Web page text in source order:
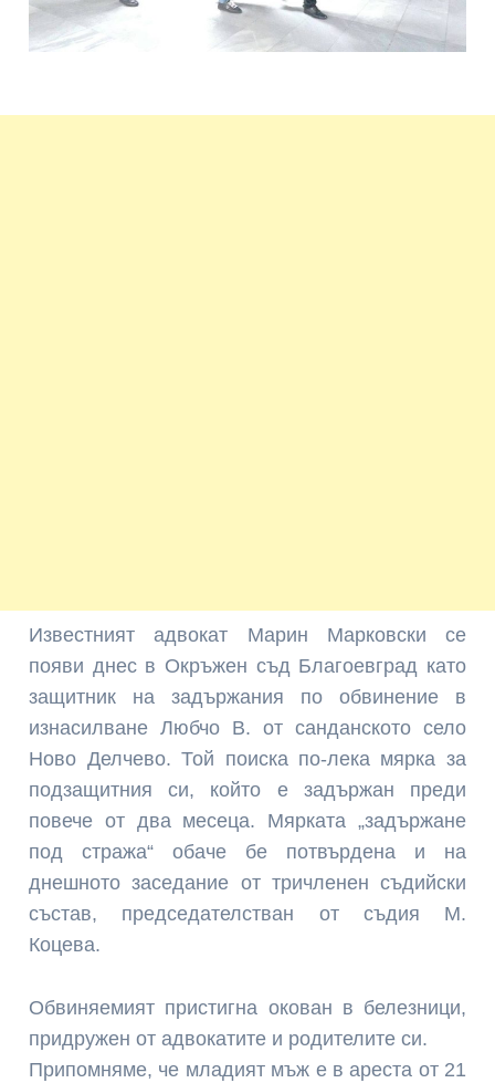
Известният адвокат Марин Марковски се
появи днес в Окръжен съд Благоевград като
защитник на задържания по обвинение в
изнасилване Любчо В. от санданското село
Ново Делчево. Той поиска по-лека мярка за
подзащитния си, който е задържан преди
повече от два месеца. Мярката „задържане
под стража“ обаче бе потвърдена и на
днешното заседание от тричленен съдийски
състав, председателстван от съдия М.
Коцева.
Обвиняемият пристигна окован в белезници,
придружен от адвокатите и родителите си.
Припомняме, че младият мъж е в ареста от 21